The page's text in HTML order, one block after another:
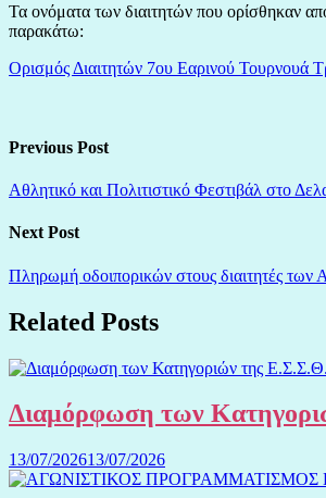
Τα ονόματα των διαιτητών που ορίσθηκαν
παρακάτω:
Ορισμός Διαιτητών 7ου Εαρινού Τουρνουά
Previous Post
Αθλητικό και Πολιτιστικό Φεστιβάλ στο
Next Post
Πληρωμή οδοιπορικών στους διαιτητές
Related Posts
Διαμόρφωση των
13/07/202613/07/2026